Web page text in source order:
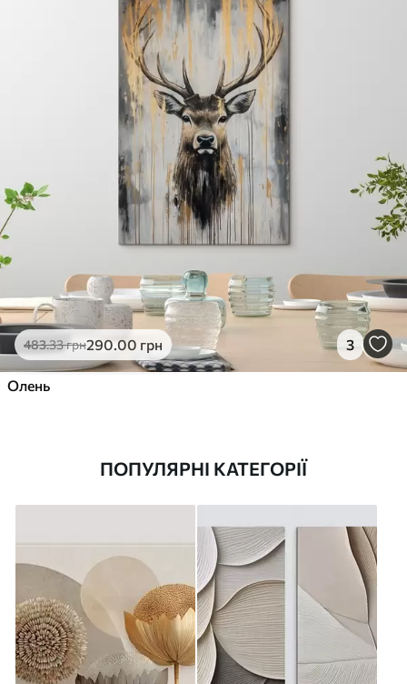
483.33грн290.00 грн 3
Олень
ПОПУЛЯРНІ КАТЕГОРІЇ